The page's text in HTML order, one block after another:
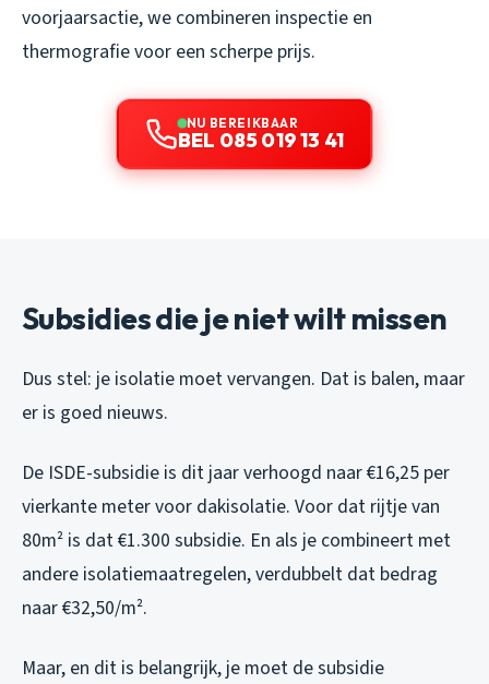
voorjaarsactie, we combineren inspectie en
thermografie voor een scherpe prijs.
NU BEREIKBAAR
BEL 085 019 13 41
Subsidies die je niet wilt missen
Dus stel: je isolatie moet vervangen. Dat is balen, maar
er is goed nieuws.
De ISDE-subsidie is dit jaar verhoogd naar €16,25 per
vierkante meter voor dakisolatie. Voor dat rijtje van
80m² is dat €1.300 subsidie. En als je combineert met
andere isolatiemaatregelen, verdubbelt dat bedrag
naar €32,50/m².
Maar, en dit is belangrijk, je moet de subsidie